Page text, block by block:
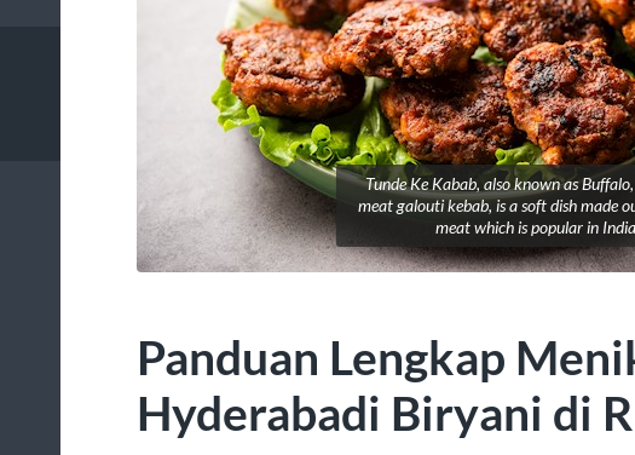
Tunde Ke Kabab, also known as
meat galouti kebab, is a soft dish made
meat which is popular in India
Panduan Lengkap
Hyderabadi Biryani di